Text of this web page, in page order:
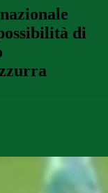
di